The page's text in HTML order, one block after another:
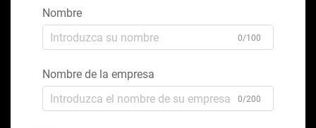
Nombre
0/100
Nombre de la empresa
0/200